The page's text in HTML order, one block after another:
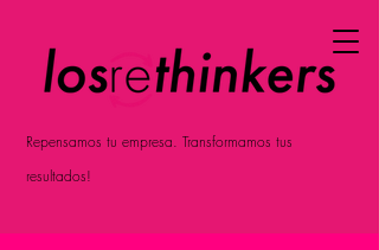
Repensamos tu empresa. Transformamos tus
resultados!